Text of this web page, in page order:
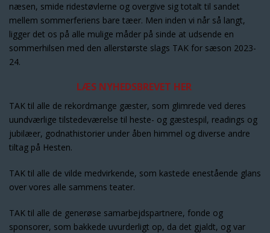
næsen, smide ridestøvlerne og overgive sig totalt til sandet
mellem sommerferiens bare tæer. Men inden vi når så langt,
ligger det os på alle mulige måder på sinde at udsende en
sommerhilsen med den allerstørste slags TAK for sæson 2023-
24.
LÆS NYHEDSBREVET HER
TAK til alle de rekordmange gæster, som glimrede ved deres
uundværlige tilstedeværelse til heste- og gæstespil, readings og
jubilæer, godnathistorier under åben himmel og diverse andre
tiltag på Hesten.
TAK til alle de vilde medvirkende, som kastede enestående glans
over vores alle sammens teater.
TAK til alle de generøse samarbejdspartnere, fonde og
sponsorer, som bakkede uvurderligt op, da det gjaldt, og var